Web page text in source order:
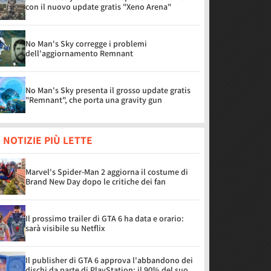
con il nuovo update gratis "Xeno Arena"
No Man's Sky corregge i problemi
dell'aggiornamento Remnant
No Man's Sky presenta il grosso update gratis
"Remnant", che porta una gravity gun
NOTIZIE PIÙ LETTE
Marvel's Spider-Man 2 aggiorna il costume di
Brand New Day dopo le critiche dei fan
Il prossimo trailer di GTA 6 ha data e orario:
sarà visibile su Netflix
Il publisher di GTA 6 approva l'abbandono dei